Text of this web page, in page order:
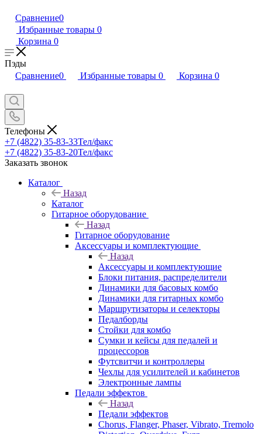
Сравнение0
Избранные товары 0
Корзина 0
Пэды
Сравнение0 Избранные товары 0 Корзина 0
Телефоны
+7 (4822) 35-83-33Тел/факс
+7 (4822) 35-83-20Тел/факс
Заказать звонок
Каталог
Назад
Каталог
Гитарное оборудование
Назад
Гитарное оборудование
Аксессуары и комплектующие
Назад
Аксессуары и комплектующие
Блоки питания, распределители
Динамики для басовых комбо
Динамики для гитарных комбо
Маршрутизаторы и селекторы
Педалборды
Стойки для комбо
Сумки и кейсы для педалей и
процессоров
Футсвитчи и контроллеры
Чехлы для усилителей и кабинетов
Электронные лампы
Педали эффектов
Назад
Педали эффектов
Chorus, Flanger, Phaser, Vibrato, Tremolo